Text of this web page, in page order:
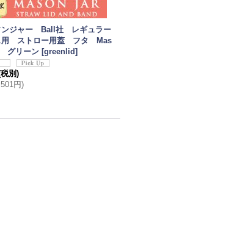
ンジャー Ball社 レギュラー
用 ストロー用蓋 フタ Mas
グリーン [greenlid]
別)
501円)